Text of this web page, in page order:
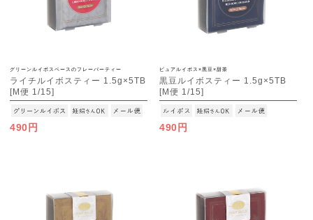
グリーンルイボスベースのフレーバーティー
ライチルイボスティー 1.5g×5TB
[M便 1/15]
490円
ピュアルイボス×黒豆×甜茶
黒豆ルイボスティー 1.5g×5TB
[M便 1/15]
490円